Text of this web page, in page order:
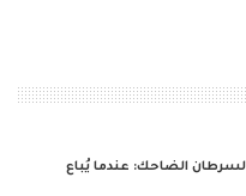
السرطان الضاحك: عندما يُباع